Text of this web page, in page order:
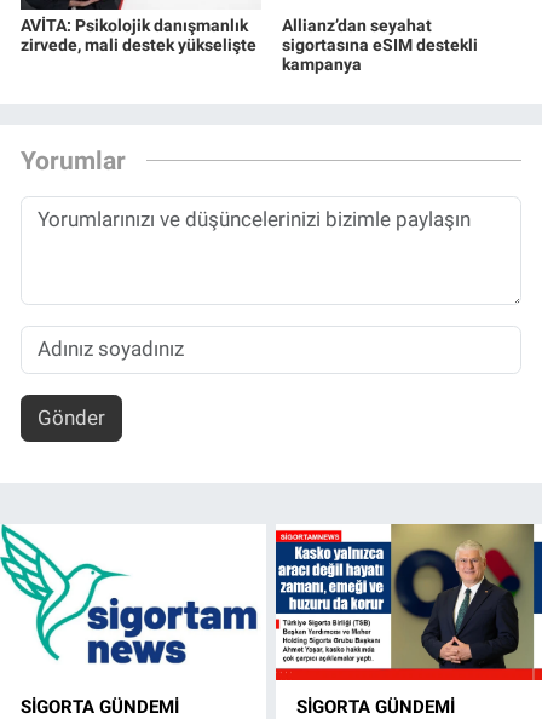
AVİTA: Psikolojik danışmanlık
zirvede, mali destek yükselişte
Allianz’dan seyahat
sigortasına eSIM destekli
kampanya
Yorumlar
Gönder
SIGORTA GÜNDEMI SIGORTA GÜNDEMI